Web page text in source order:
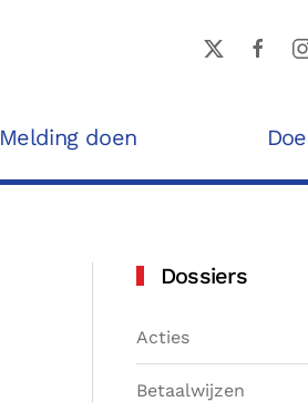
Melding doen
Dossiers
Acties
Betaalwijzen